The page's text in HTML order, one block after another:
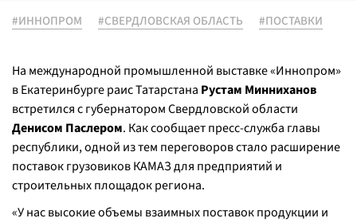
#ИННОПРОМ #СВЕРДЛОВСКАЯ ОБЛАСТЬ #ПОСТАВКИ
На международной промышленной выставке «Иннопром»
в Екатеринбурге раис Татарстана Рустам Минниханов
встретился с губернатором Свердловской области
Денисом Паслером. Как сообщает пресс-служба главы
республики, одной из тем переговоров стало расширение
поставок грузовиков КАМАЗ для предприятий и
строительных площадок региона.
«У нас высокие объемы взаимных поставок продукции и